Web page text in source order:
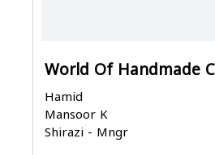
World Of Handmade
Hamid
Mansoor K
Shirazi - Mngr